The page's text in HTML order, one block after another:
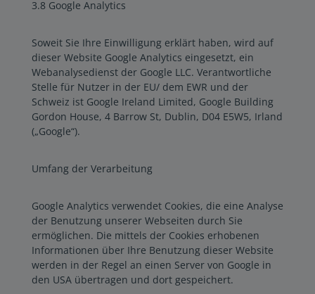
3.8 Google Analytics
Soweit Sie Ihre Einwilligung erklärt haben, wird auf
dieser Website Google Analytics eingesetzt, ein
Webanalysedienst der Google LLC. Verantwortliche
Stelle für Nutzer in der EU/ dem EWR und der
Schweiz ist Google Ireland Limited, Google Building
Gordon House, 4 Barrow St, Dublin, D04 E5W5, Irland
(„Google“).
Umfang der Verarbeitung
Google Analytics verwendet Cookies, die eine Analyse
der Benutzung unserer Webseiten durch Sie
ermöglichen. Die mittels der Cookies erhobenen
Informationen über Ihre Benutzung dieser Website
werden in der Regel an einen Server von Google in
den USA übertragen und dort gespeichert.